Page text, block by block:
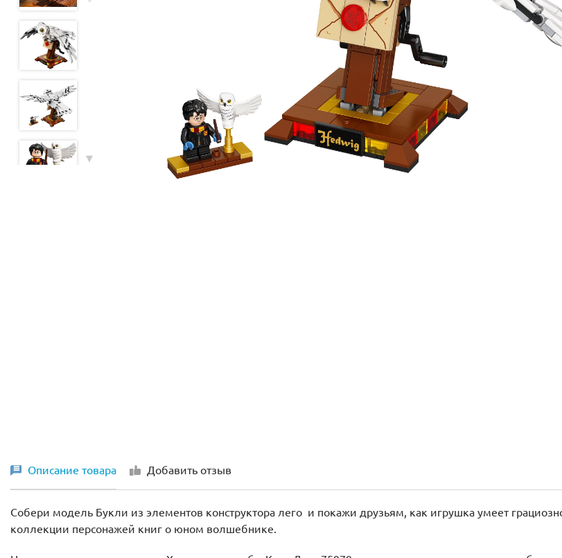
Описание товара Добавить отзыв
Собери модель Букли из элементов конструктора лего и покажи друзьям, как игрушка умеет
коллекции персонажей книг о юном волшебнике.